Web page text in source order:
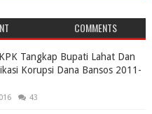
COMMENTS
Tangkap Bupati Lahat Dan
Korupsi Dana Bansos 2011-
43